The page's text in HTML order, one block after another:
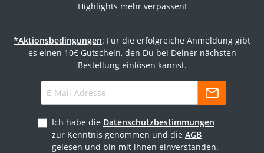
Highlights mehr verpassen!
*Aktionsbedingungen: Für die erfolgreiche Anmeldung gibt
es einen 10€ Gutschein, den Du bei Deiner nächsten
Bestellung einlösen kannst.
Ich habe die Datenschutzbestimmungen
zur Kenntnis genommen und die AGB
gelesen und bin mit ihnen einverstanden.